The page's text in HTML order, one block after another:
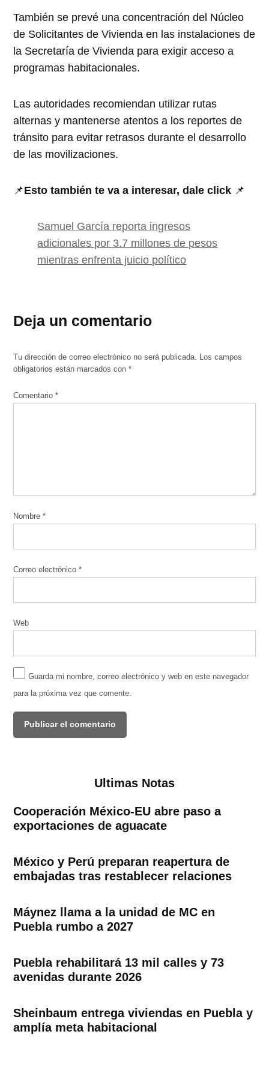
También se prevé una concentración del Núcleo
de Solicitantes de Vivienda en las instalaciones de
la Secretaría de Vivienda para exigir acceso a
programas habitacionales.
Las autoridades recomiendan utilizar rutas
alternas y mantenerse atentos a los reportes de
tránsito para evitar retrasos durante el desarrollo
de las movilizaciones.
📌Esto también te va a interesar, dale click 📌
Samuel García reporta ingresos
adicionales por 3.7 millones de pesos
mientras enfrenta juicio político
Deja un comentario
Tu dirección de correo electrónico no será publicada. Los campos
obligatorios están marcados con*
Comentario*
Nombre*
Correo electrónico*
Web
Guarda mi nombre, correo electrónico y web en este navegador
para la próxima vez que comente.
Ultimas Notas
Cooperación México-EU abre paso a
exportaciones de aguacate
México y Perú preparan reapertura de
embajadas tras restablecer relaciones
Máynez llama a la unidad de MC en
Puebla rumbo a 2027
Puebla rehabilitará 13 mil calles y 73
avenidas durante 2026
Sheinbaum entrega viviendas en Puebla y
amplía meta habitacional